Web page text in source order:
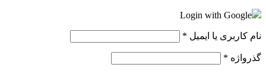
Login with Google
نام کاربری یا ایمیل *
گذرواژه *